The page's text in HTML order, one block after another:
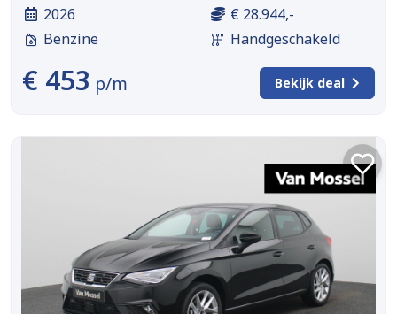
2026
Benzine
€ 28.944,-
Handgeschakeld
€ 453 p/m Bekijk deal